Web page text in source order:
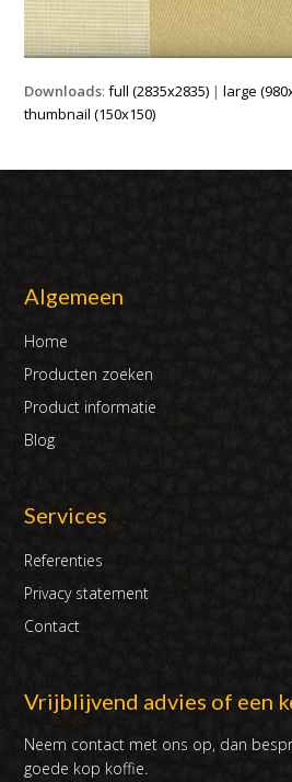
Downloads:full (2835x2835) |large
thumbnail (150x150)
Algemeen
Home
Producten zoeken
Product informatie
Blog
Services
Referenties
Privacy statement
Contact
Vrijblijvend advies of een
Neem contact met ons op, dan
goede kop koffie.